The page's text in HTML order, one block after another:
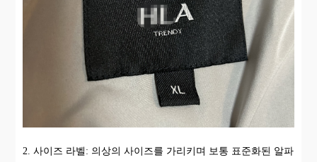
2. 사이즈 라벨: 의상의 사이즈를 가리키며 보통 표준화된 알파